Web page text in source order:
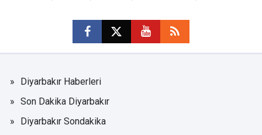
Diyarbakır Haberleri
Son Dakika Diyarbakır
Diyarbakır Sondakika